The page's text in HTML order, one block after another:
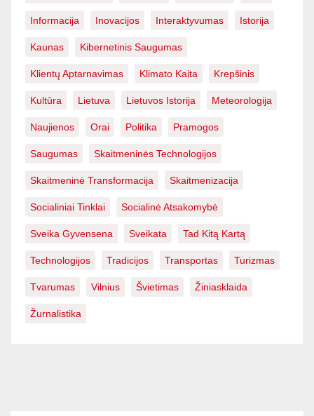
Informacija Inovacijos Interaktyvumas Istorija
Kaunas Kibernetinis Saugumas
Klientų Aptarnavimas Klimato Kaita Krepšinis
Kultūra Lietuva Lietuvos Istorija Meteorologija
Naujienos Orai Politika Pramogos
Saugumas Skaitmeninės Technologijos
Skaitmeninė Transformacija Skaitmenizacija
Socialiniai Tinklai Socialinė Atsakomybė
Sveika Gyvensena Sveikata Tad Kitą Kartą
Technologijos Tradicijos Transportas Turizmas
Tvarumas Vilnius Švietimas Žiniasklaida
Žurnalistika